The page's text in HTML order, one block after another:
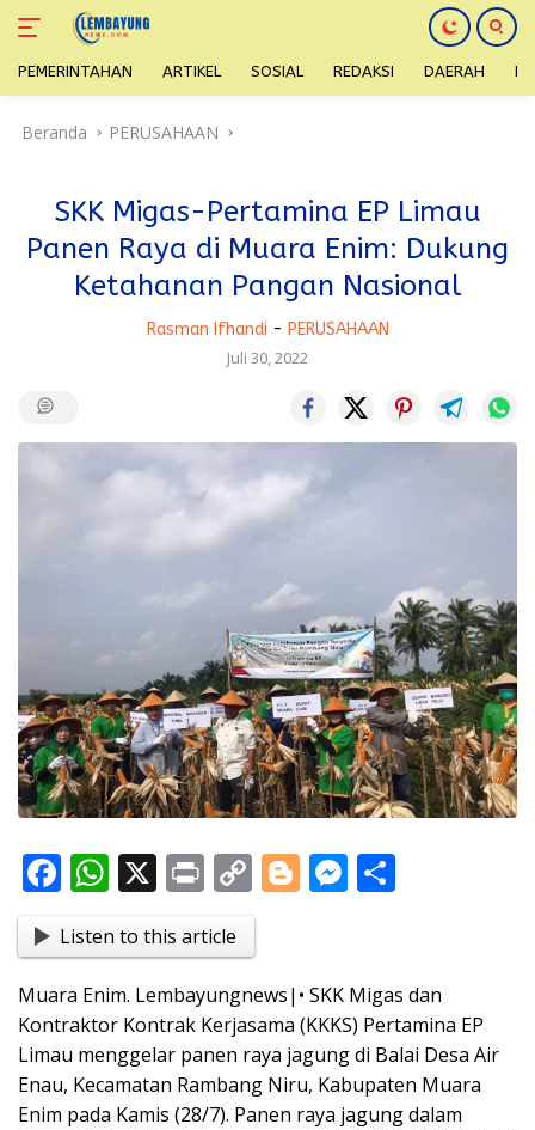
PEMERINTAHAN ARTIKEL SOSIAL REDAKSI DAERAH
Beranda PERUSAHAAN
SKK Migas-Pertamina EP Limau
Panen Raya di Muara Enim: Dukung
Ketahanan Pangan Nasional
Rasman Ifhandi - PERUSAHAAN
Juli 30, 2022
F
e
b
o
o
k
W
at
s
A
p
p
X Pr
t
C
o
p
y
Li
n
k
Bl
g
er
M
e
n
g
er
e
Listen to this article
Muara Enim. Lembayungnews|• SKK Migas dan
Kontraktor Kontrak Kerjasama (KKKS) Pertamina EP
Limau menggelar panen raya jagung di Balai Desa Air
Enau, Kecamatan Rambang Niru, Kabupaten Muara
Enim pada Kamis (28/7). Panen raya jagung dalam